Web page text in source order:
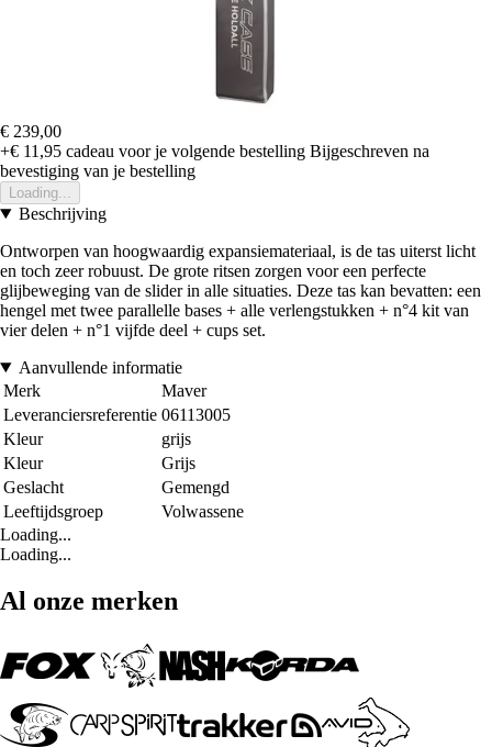
€ 239,00
+€ 11,95 cadeau voor je volgende bestelling Bijgeschreven na
bevestiging van je bestelling
Loading...
Beschrijving
Ontworpen van hoogwaardig expansiemateriaal, is de tas uiterst licht
en toch zeer robuust. De grote ritsen zorgen voor een perfecte
glijbeweging van de slider in alle situaties. Deze tas kan bevatten: een
hengel met twee parallelle bases + alle verlengstukken + n°4 kit van
vier delen + n°1 vijfde deel + cups set.
Aanvullende informatie
Merk
Maver
Leveranciersreferentie 06113005
Kleur
grijs
Kleur
Grijs
Geslacht
Gemengd
Leeftijdsgroep
Volwassene
Loading...
Loading...
Al onze merken